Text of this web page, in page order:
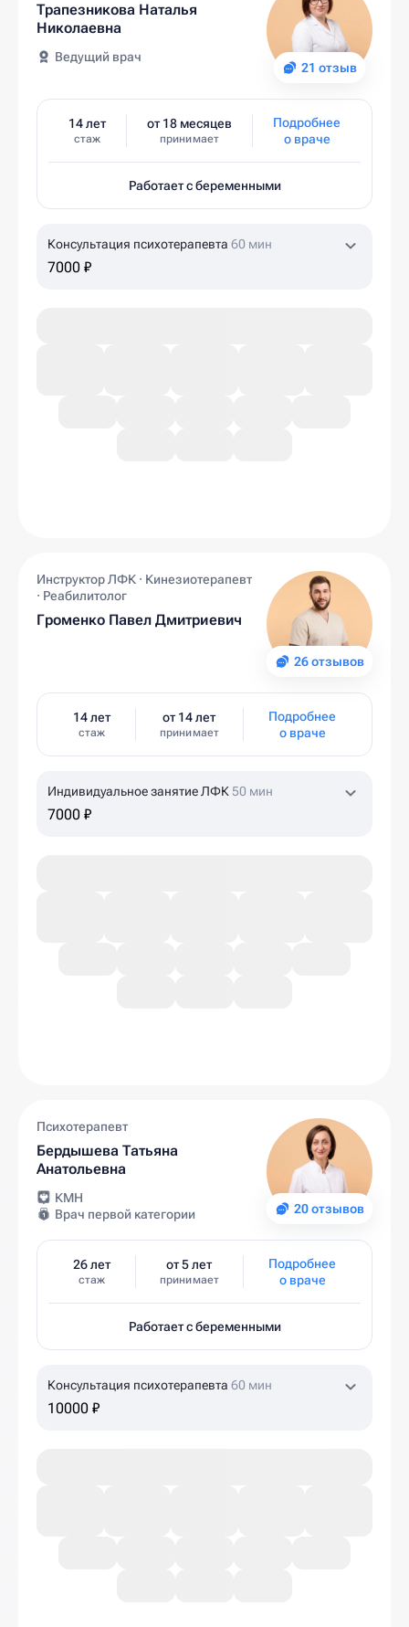
21 отзыв
Трапезникова Наталья
Николаевна
Ведущий врач
14 лет
стаж
от 18 месяцев
принимает
Подробнее
о враче
Работает с беременными
Консультация психотерапевта 60 мин
7000 ₽
26 отзывов
Инструктор ЛФК · Кинезиотерапевт
· Реабилитолог
Громенко Павел Дмитриевич
14 лет
стаж
от 14 лет
принимает
Подробнее
о враче
Индивидуальное занятие ЛФК 50 мин
7000 ₽
20 отзывов
Психотерапевт
Бердышева Татьяна
Анатольевна
КМН
Врач первой категории
26 лет
стаж
от 5 лет
принимает
Подробнее
о враче
Работает с беременными
Консультация психотерапевта 60 мин
10000 ₽